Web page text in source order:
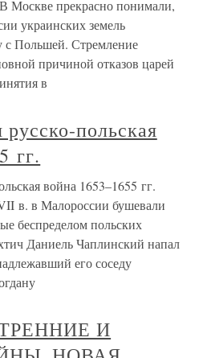
прекрасно понимали,
украинских земель
с Польшей. Стремление
причиной отказов царей
в
польская
гг.
война 1653–1655 гг.
в. в Малороссии бушевали
беспределом польских
Даниель Чаплинский напал
его соседу
И